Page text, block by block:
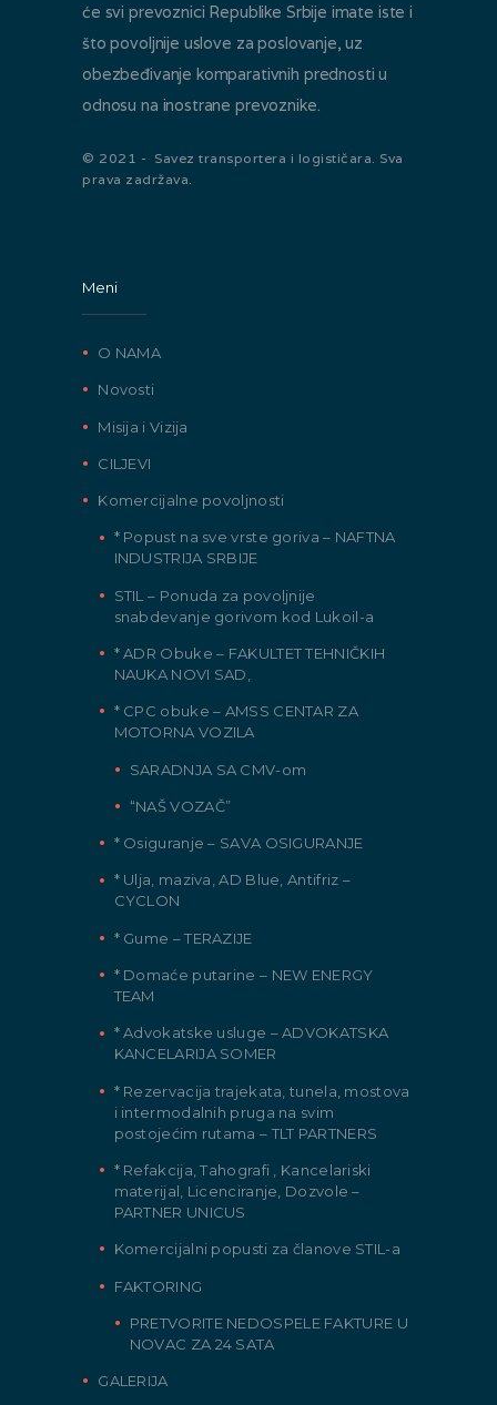
će svi prevoznici Republike Srbije imate iste i
što povoljnije uslove za poslovanje, uz
obezbeđivanje komparativnih prednosti u
odnosu na inostrane prevoznike.
© 2021 - Savez transportera i logističara. Sva
prava zadržava.
Meni
O NAMA
Novosti
Misija i Vizija
CILJEVI
Komercijalne povoljnosti
* Popust na sve vrste goriva – NAFTNA
INDUSTRIJA SRBIJE
STIL – Ponuda za povoljnije
snabdevanje gorivom kod Lukoil-a
* ADR Obuke – FAKULTET TEHNIČKIH
NAUKA NOVI SAD,
* CPC obuke – AMSS CENTAR ZA
MOTORNA VOZILA
SARADNJA SA CMV-om
“NAŠ VOZAČ”
* Osiguranje – SAVA OSIGURANJE
* Ulja, maziva, AD Blue, Antifriz –
CYCLON
* Gume – TERAZIJE
* Domaće putarine – NEW ENERGY
TEAM
* Advokatske usluge – ADVOKATSKA
KANCELARIJA SOMER
* Rezervacija trajekata, tunela, mostova
i intermodalnih pruga na svim
postojećim rutama – TLT PARTNERS
* Refakcija, Tahografi , Kancelariski
materijal, Licenciranje, Dozvole –
PARTNER UNICUS
Komercijalni popusti za članove STIL-a
FAKTORING
PRETVORITE NEDOSPELE FAKTURE U
NOVAC ZA 24 SATA
GALERIJA